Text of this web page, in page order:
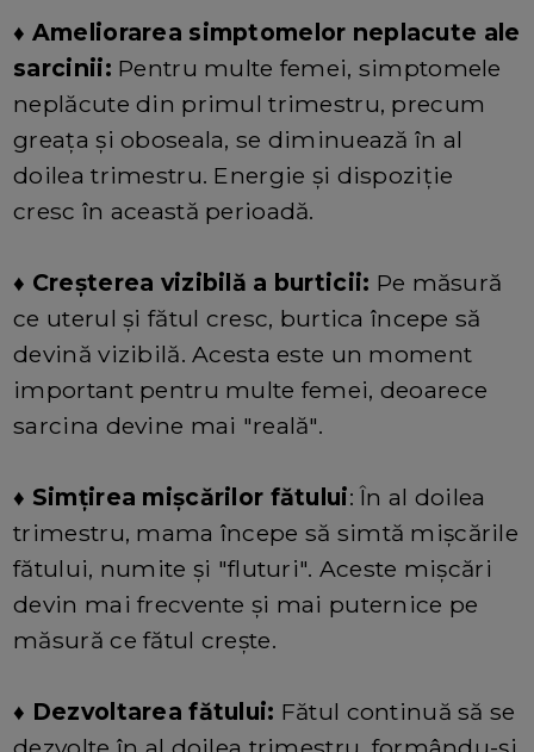
♦ Ameliorarea simptomelor neplacute ale
sarcinii: Pentru multe femei, simptomele
neplăcute din primul trimestru, precum
greața și oboseala, se diminuează în al
doilea trimestru. Energie și dispoziție
cresc în această perioadă.
♦ Creșterea vizibilă a burticii: Pe măsură
ce uterul și fătul cresc, burtica începe să
devină vizibilă. Acesta este un moment
important pentru multe femei, deoarece
sarcina devine mai "reală".
♦ Simțirea mișcărilor fătului: În al doilea
trimestru, mama începe să simtă mișcările
fătului, numite și "fluturi". Aceste mișcări
devin mai frecvente și mai puternice pe
măsură ce fătul crește.
♦ Dezvoltarea fătului: Fătul continuă să se